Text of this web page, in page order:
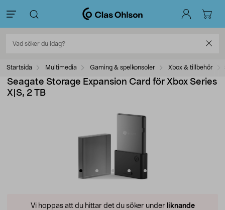
Startsida Multimedia Gaming & spelkonsoler Xbox & tillbehör
Seagate Storage Expansion Card för Xbox Series
X|S, 2 TB
Vi hoppas att du hittar det du söker under liknande